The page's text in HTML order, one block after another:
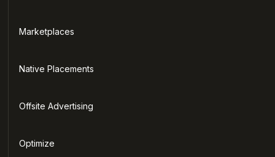
Marketplaces
Native Placements
Offsite Advertising
Optimize